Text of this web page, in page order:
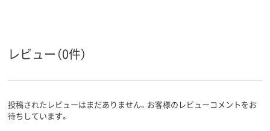
スコア
レビュー（0件）
投稿されたレビューはまだありません。お客様のレビューコメントをお
待ちしています。